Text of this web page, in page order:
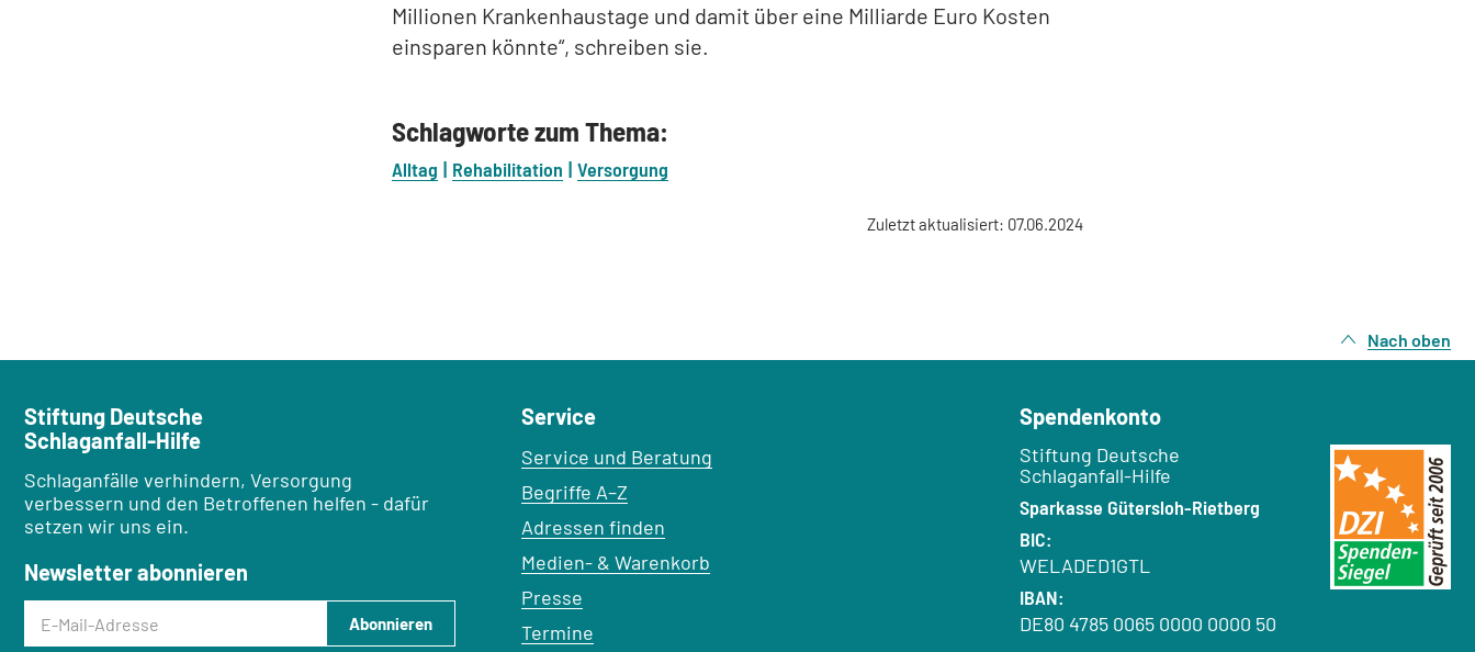
Millionen Krankenhaustage und damit über eine Milliarde Euro Kosten
einsparen könnte“, schreiben sie.
Schlagworte zum Thema:
Alltag Rehabilitation Versorgung
Zuletzt aktualisiert: 07.06.2024
Nach oben
Stiftung Deutsche
Schlaganfall-Hilfe
Schlaganfälle verhindern, Versorgung
verbessern und den Betroffenen helfen - dafür
setzen wir uns ein.
Newsletter abonnieren
Abonnieren
Service
Service und Beratung
Begriffe A–Z
Adressen finden
Medien- & Warenkorb
Presse
Termine
Spendenkonto
Empfänger:
Stiftung Deutsche
Schlaganfall-Hilfe
Bank:
Sparkasse Gütersloh-Rietberg
BIC:
WELADED1GTL
IBAN:
DE80 4785 0065 0000 0000 50